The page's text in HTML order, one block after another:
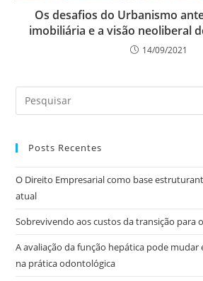
Os desafios do Urbanismo
imobiliária e a visão neoliberal
14/09/2021
Posts Recentes
O Direito Empresarial como base
atual
Sobrevivendo aos custos da transição para
A avaliação da função hepática pode mudar
na prática odontológica